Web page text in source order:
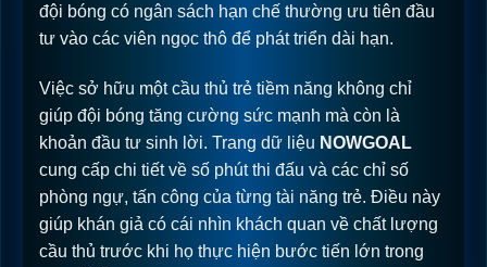
đội bóng có ngân sách hạn chế thường ưu tiên đầu
tư vào các viên ngọc thô để phát triển dài hạn.
Việc sở hữu một cầu thủ trẻ tiềm năng không chỉ
giúp đội bóng tăng cường sức mạnh mà còn là
khoản đầu tư sinh lời. Trang dữ liệu NOWGOAL
cung cấp chi tiết về số phút thi đấu và các chỉ số
phòng ngự, tấn công của từng tài năng trẻ. Điều này
giúp khán giả có cái nhìn khách quan về chất lượng
cầu thủ trước khi họ thực hiện bước tiến lớn trong